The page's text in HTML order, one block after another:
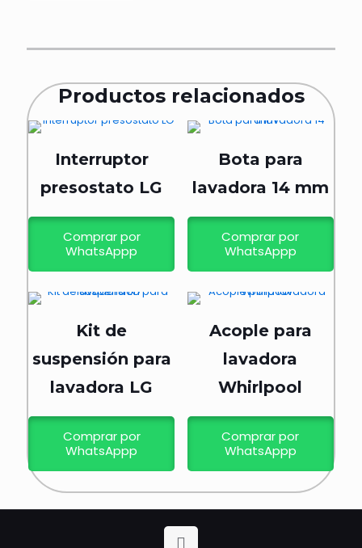
Productos relacionados
Interruptor
presostato LG
Comprar por
WhatsAppp
Bota para
lavadora 14 mm
Comprar por
WhatsAppp
Kit de
suspensión para
lavadora LG
Comprar por
WhatsAppp
Acople para
lavadora
Whirlpool
Comprar por
WhatsAppp